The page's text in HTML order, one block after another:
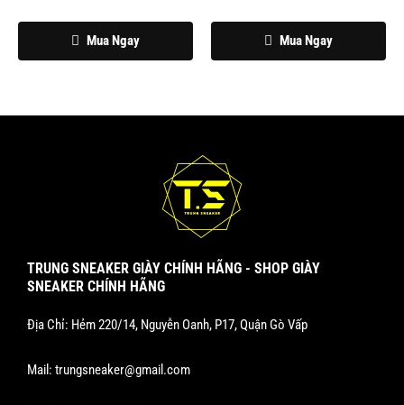
Mua Ngay
chọn
trang
Mua Ngay
chọn
trang
TRUNG SNEAKER GIÀY CHÍNH HÃNG - SHOP GIÀY
SNEAKER CHÍNH HÃNG
Địa Chỉ: Hẻm 220/14, Nguyễn Oanh, P17, Quận Gò Vấp
Mail: trungsneaker@gmail.com